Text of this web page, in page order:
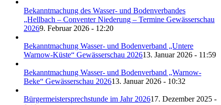
Bekanntmachung des Wasser- und Bodenverbandes
„Hellbach – Conventer Niederung – Termine Gewässerschau
20269. Februar 2026 - 12:20
Bekanntmachung Wasser- und Bodenverband „Untere
Warnow-Küste“ Gewässerschau 202613. Januar 2026 - 11:59
Bekanntmachung Wasser- und Bodenverband „Warnow-
Beke“ Gewässerschau 202613. Januar 2026 - 10:32
Bürgermeistersprechstunde im Jahr 202617. Dezember 2025 -